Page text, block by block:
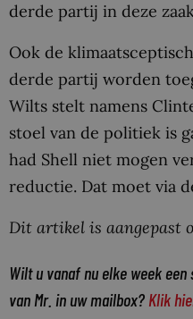
derde partij in deze
Ook de
derde partij worden
Wilts stelt namens
stoel van de politiek is
had Shell niet mogen
reductie. Dat moet via
Dit artikel is aangepast
Wilt u vanaf nu elke week
van Mr. in uw mailbox? Klik